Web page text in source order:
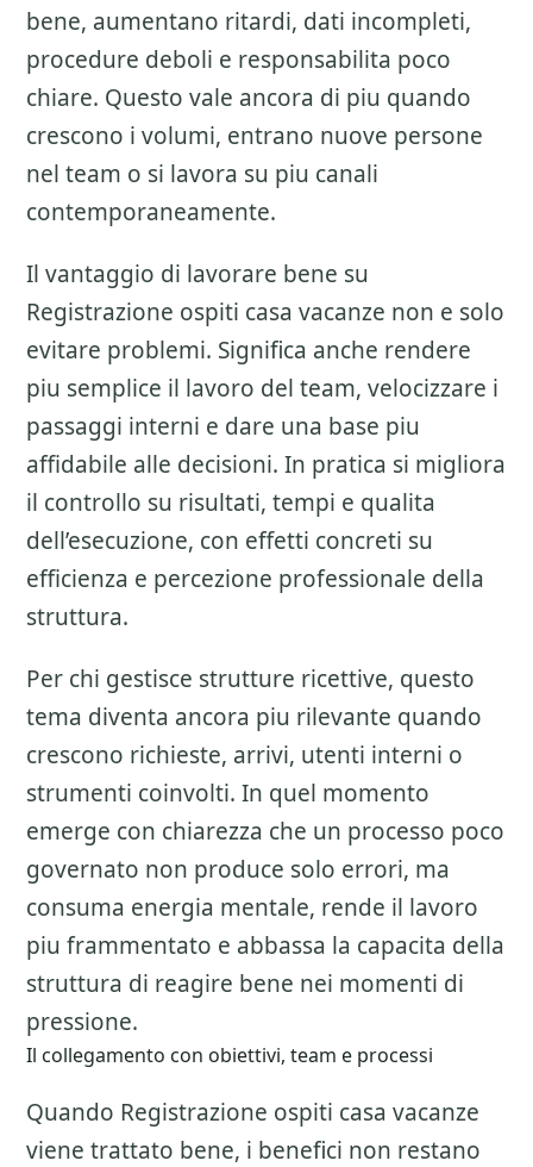
bene, aumentano ritardi, dati incompleti,
procedure deboli e responsabilita poco
chiare. Questo vale ancora di piu quando
crescono i volumi, entrano nuove persone
nel team o si lavora su piu canali
contemporaneamente.
Il vantaggio di lavorare bene su
Registrazione ospiti casa vacanze non e solo
evitare problemi. Significa anche rendere
piu semplice il lavoro del team, velocizzare i
passaggi interni e dare una base piu
affidabile alle decisioni. In pratica si migliora
il controllo su risultati, tempi e qualita
dell’esecuzione, con effetti concreti su
efficienza e percezione professionale della
struttura.
Per chi gestisce strutture ricettive, questo
tema diventa ancora piu rilevante quando
crescono richieste, arrivi, utenti interni o
strumenti coinvolti. In quel momento
emerge con chiarezza che un processo poco
governato non produce solo errori, ma
consuma energia mentale, rende il lavoro
piu frammentato e abbassa la capacita della
struttura di reagire bene nei momenti di
pressione.
Il collegamento con obiettivi, team e processi
Quando Registrazione ospiti casa vacanze
viene trattato bene, i benefici non restano